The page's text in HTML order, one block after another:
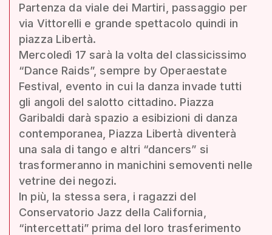
Partenza da viale dei Martiri, passaggio per
via Vittorelli e grande spettacolo quindi in
piazza Libertà.
Mercoledì 17 sarà la volta del classicissimo
“Dance Raids”, sempre by Operaestate
Festival, evento in cui la danza invade tutti
gli angoli del salotto cittadino. Piazza
Garibaldi darà spazio a esibizioni di danza
contemporanea, Piazza Libertà diventerà
una sala di tango e altri “dancers” si
trasformeranno in manichini semoventi nelle
vetrine dei negozi.
In più, la stessa sera, i ragazzi del
Conservatorio Jazz della California,
“intercettati” prima del loro trasferimento